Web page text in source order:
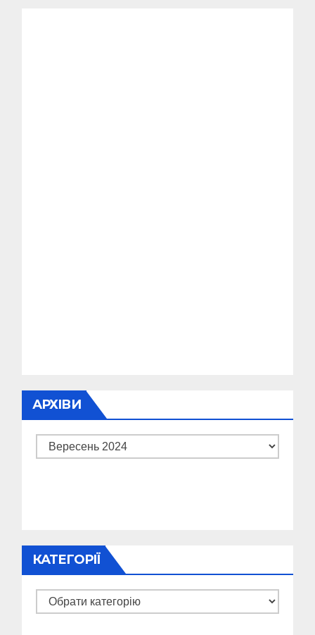
АРХІВИ
Архіви
КАТЕГОРІЇ
Категорії